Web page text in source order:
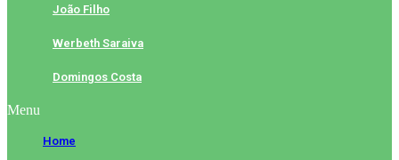
João Filho
Werbeth Saraiva
Domingos Costa
Menu
Home